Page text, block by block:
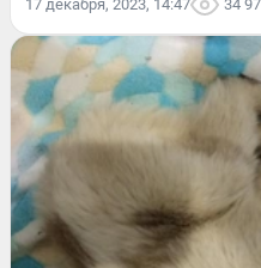
17 декабря, 2023, 14:47 34